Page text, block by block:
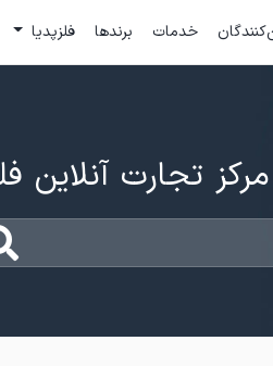
خدمات برندها فلزپدیا